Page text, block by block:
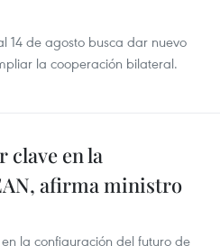
14 de agosto busca dar nuevo
la cooperación bilateral.
clave en la
afirma ministro
la configuración del futuro de